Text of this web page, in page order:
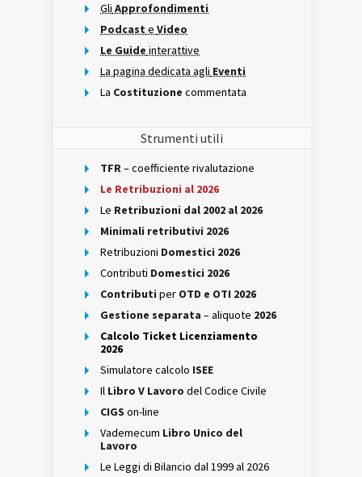
Gli Approfondimenti
Podcast e Video
Le Guide interattive
La pagina dedicata agli Eventi
La Costituzione commentata
Strumenti utili
TFR– coefficiente rivalutazione
Le Retribuzioni al 2026
Le Retribuzioni dal 2002 al 2026
Minimali retributivi 2026
Retribuzioni Domestici 2026
Contributi Domestici 2026
Contributi per OTD e OTI 2026
Gestione separata – aliquote 2026
Calcolo Ticket Licenziamento
2026
Simulatore calcolo ISEE
Il Libro V Lavoro del Codice Civile
CIGS on-line
Vademecum Libro Unico del
Lavoro
Le Leggi di Bilancio dal 1999 al 2026